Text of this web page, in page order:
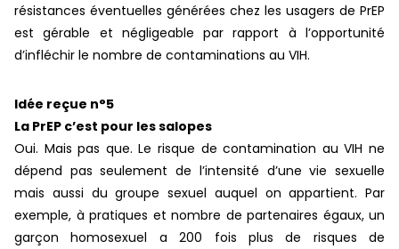
résistances éventuelles générées chez les usagers de PrEP
est gérable et négligeable par rapport à l’opportunité
d’infléchir le nombre de contaminations au VIH.
Idée reçue n°5
La PrEP c’est pour les salopes
Oui. Mais pas que. Le risque de contamination au VIH ne
dépend pas seulement de l’intensité d’une vie sexuelle
mais aussi du groupe sexuel auquel on appartient. Par
exemple, à pratiques et nombre de partenaires égaux, un
garçon homosexuel a 200 fois plus de risques de